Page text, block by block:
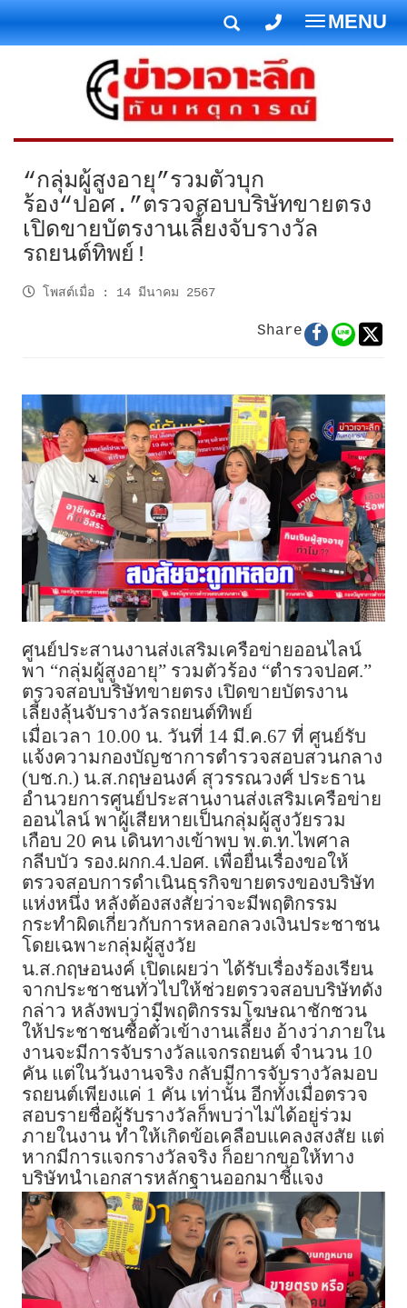
T
o
g
g
l
e
v
i
i
MENU
“กลุ่มผู้สูงอายุ”รวมตัวบุก
ร้อง“ปอศ.”ตรวจสอบบริษัทขายตรง
เปิดขายบัตรงานเลี้ยงจับรางวัล
รถยนต์ทิพย์!
โพสต์เมื่อ : 14 มีนาคม 2567
Share
ศูนย์ประสานงานส่งเสริมเครือข่ายออนไลน์
พา “กลุ่มผู้สูงอายุ” รวมตัวร้อง “ตำรวจปอศ.”
ตรวจสอบบริษัทขายตรง เปิดขายบัตรงาน
เลี้ยงลุ้นจับรางวัลรถยนต์ทิพย์
เมื่อเวลา 10.00 น. วันที่ 14 มี.ค.67 ที่ ศูนย์รับ
แจ้งความกองบัญชาการตำรวจสอบสวนกลาง
(บช.ก.) น.ส.กฤษอนงค์ สุวรรณวงศ์ ประธาน
อำนวยการศูนย์ประสานงานส่งเสริมเครือข่าย
ออนไลน์ พาผู้เสียหายเป็นกลุ่มผู้สูงวัยรวม
เกือบ 20 คน เดินทางเข้าพบ พ.ต.ท.ไพศาล
กลีบบัว รอง.ผกก.4.ปอศ. เพื่อยื่นเรื่องขอให้
ตรวจสอบการดำเนินธุรกิจขายตรงของบริษัท
แห่งหนึ่ง หลังต้องสงสัยว่าจะมีพฤติกรรม
กระทำผิดเกี่ยวกับการหลอกลวงเงินประชาชน
โดยเฉพาะกลุ่มผู้สูงวัย
น.ส.กฤษอนงค์ เปิดเผยว่า ได้รับเรื่องร้องเรียน
จากประชาชนทั่วไปให้ช่วยตรวจสอบบริษัทดัง
กล่าว หลังพบว่ามีพฤติกรรมโฆษณาชักชวน
ให้ประชาชนซื้อตั๋วเข้างานเลี้ยง อ้างว่าภายใน
งานจะมีการจับรางวัลแจกรถยนต์ จำนวน 10
คัน แต่ในวันงานจริง กลับมีการจับรางวัลมอบ
รถยนต์เพียงแค่ 1 คัน เท่านั้น อีกทั้งเมื่อตรวจ
สอบรายชื่อผู้รับรางวัลก็พบว่าไม่ได้อยู่ร่วม
ภายในงาน ทำให้เกิดข้อเคลือบแคลงสงสัย แต่
หากมีการแจกรางวัลจริง ก็อยากขอให้ทาง
บริษัทนำเอกสารหลักฐานออกมาชี้แจง